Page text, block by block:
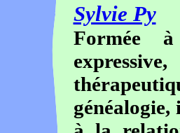
Sylvie Py
Formée